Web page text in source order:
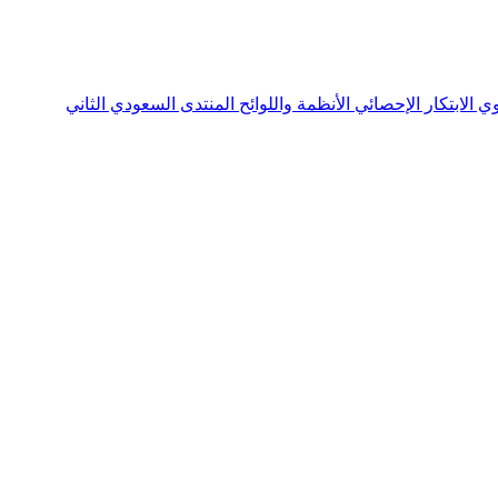
الابتكار الإحصائي الأنظمة واللوائح المنتدى السعودي الثاني